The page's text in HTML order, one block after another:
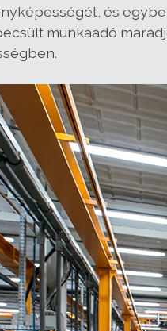
és
munkaadó